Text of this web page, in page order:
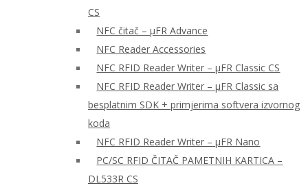
CS
NFC čitač – μFR Advance
NFC Reader Accessories
NFC RFID Reader Writer – μFR Classic CS
NFC RFID Reader Writer – μFR Classic sa
besplatnim SDK + primjerima softvera izvornog
koda
NFC RFID Reader Writer – μFR Nano
PC/SC RFID ČITAČ PAMETNIH KARTICA –
DL533R CS